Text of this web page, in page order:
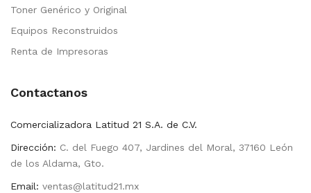
Toner Genérico y Original
Equipos Reconstruidos
Renta de Impresoras
Contactanos
Comercializadora Latitud 21 S.A. de C.V.
Dirección: C. del Fuego 407, Jardines del Moral, 37160 León
de los Aldama, Gto.
Email: ventas@latitud21.mx